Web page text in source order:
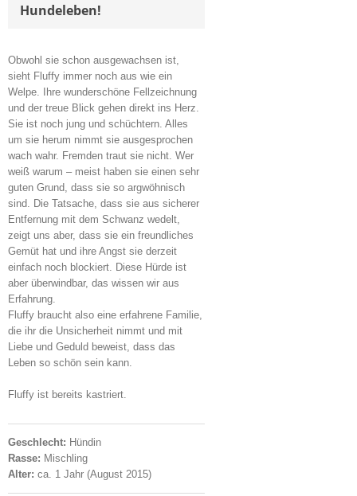
Hundeleben!
Obwohl sie schon ausgewachsen ist,
sieht Fluffy immer noch aus wie ein
Welpe. Ihre wunderschöne Fellzeichnung
und der treue Blick gehen direkt ins Herz.
Sie ist noch jung und schüchtern. Alles
um sie herum nimmt sie ausgesprochen
wach wahr. Fremden traut sie nicht. Wer
weiß warum – meist haben sie einen sehr
guten Grund, dass sie so argwöhnisch
sind. Die Tatsache, dass sie aus sicherer
Entfernung mit dem Schwanz wedelt,
zeigt uns aber, dass sie ein freundliches
Gemüt hat und ihre Angst sie derzeit
einfach noch blockiert. Diese Hürde ist
aber überwindbar, das wissen wir aus
Erfahrung.
Fluffy braucht also eine erfahrene Familie,
die ihr die Unsicherheit nimmt und mit
Liebe und Geduld beweist, dass das
Leben so schön sein kann.
Fluffy ist bereits kastriert.
Geschlecht: Hündin
Rasse: Mischling
Alter: ca. 1 Jahr (August 2015)